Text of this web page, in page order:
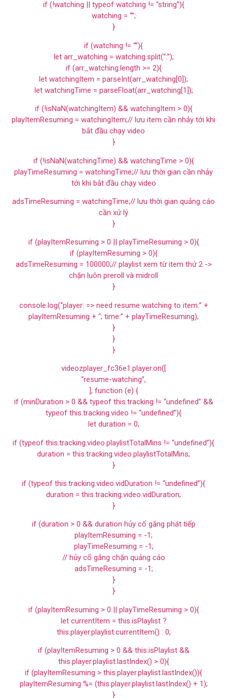
if (!watching || typeof watching != “string”){
watching = “”;
}
if (watching != “”){
let arr_watching = watching.split(“:”);
if (arr_watching.length >= 2){
let watchingItem = parseInt(arr_watching[0]);
let watchingTime = parseFloat(arr_watching[1]);
if (!isNaN(watchingItem) && watchingItem > 0){
playItemResuming = watchingItem;// lưu item cần nhảy tới khi
bắt đầu chạy video
}
if (!isNaN(watchingTime) && watchingTime > 0){
playTimeResuming = watchingTime;// lưu thời gian cần nhảy
tới khi bắt đầu chạy video
adsTimeResuming = watchingTime;// lưu thời gian quảng cáo
cần xử lý
}
if (playItemResuming > 0 || playTimeResuming > 0){
if (playItemResuming > 0){
adsTimeResuming = 100000;// playlist xem từ item thứ 2 ->
chặn luôn preroll và midroll
}
console.log(“player: => need resume watching to item:” +
playItemResuming + “; time:” + playTimeResuming);
}
}
}
videozplayer_fc36e1.player.on([
“resume-watching”,
], function (e) {
if (minDuration > 0 && typeof this.tracking != “undefined” &&
typeof this.tracking.video != “undefined”){
let duration = 0;
if (typeof this.tracking.video.playlistTotalMins != “undefined”){
duration = this.tracking.video.playlistTotalMins;
}
if (typeof this.tracking.video.vidDuration != “undefined”){
duration = this.tracking.video.vidDuration;
}
if (duration > 0 && duration hủy cố gắng phát tiếp
playItemResuming = -1;
playTimeResuming = -1;
// hủy cố gắng chặn quảng cáo
adsTimeResuming = -1;
}
}
if (playItemResuming > 0 || playTimeResuming > 0){
let currentItem = this.isPlaylist ?
this.player.playlist.currentItem() : 0;
if (playItemResuming > 0 && this.isPlaylist &&
this.player.playlist.lastIndex() > 0){
if (playItemResuming > this.player.playlist.lastIndex()){
playItemResuming %= (this.player.playlist.lastIndex() + 1);
}